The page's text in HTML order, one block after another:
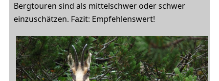
Bergtouren sind als mittelschwer oder schwer
einzuschätzen. Fazit: Empfehlenswert!